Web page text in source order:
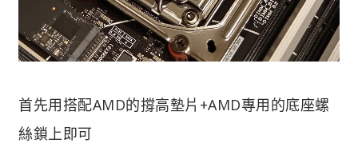
首先用搭配AMD的撐高墊片+AMD專用的底座螺
絲鎖上即可